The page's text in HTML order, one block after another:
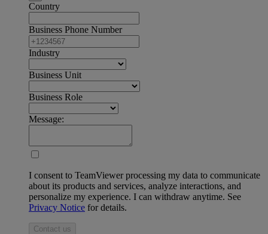
Country
Business Phone Number
Industry
Business Unit
Business Role
Message:
I consent to TeamViewer processing my data to communicate
about its products and services, analyze interactions, and
personalize my experience. I can withdraw anytime. See
Privacy Notice for details.
Contact us